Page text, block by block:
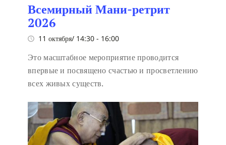
Всемирный Мани-ретрит
2026
11 октября/ 14:30 - 16:00
Это масштабное мероприятие проводится
впервые и посвящено счастью и просветлению
всех живых существ.